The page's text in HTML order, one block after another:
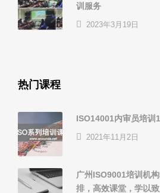
训服务
2023年3月19日
热门课程
ISO14001内审员培训
2021年11月2日
广州ISO9001培训机
排，高效课堂，学以致